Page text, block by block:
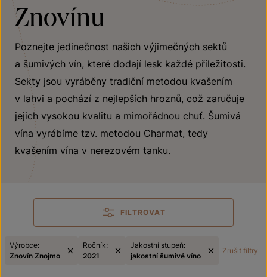
Znovínu
Poznejte jedinečnost našich výjimečných sektů
a šumivých vín, které dodají lesk každé příležitosti.
Sekty jsou vyráběny tradiční metodou kvašením
v lahvi a pochází z nejlepších hroznů, což zaručuje
jejich vysokou kvalitu a mimořádnou chuť. Šumivá
vína vyrábíme tzv. metodou Charmat, tedy
kvašením vína v nerezovém tanku.
FILTROVAT
Výrobce:
Znovín Znojmo
Ročník:
2021
Jakostní stupeň:
jakostní šumivé víno
Zrušit filtry